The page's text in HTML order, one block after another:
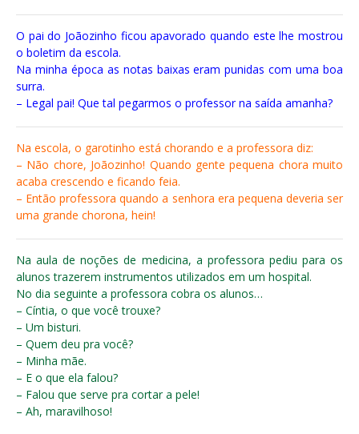
O pai do Joãozinho ficou apavorado quando este lhe mostrou
o boletim da escola.
Na minha época as notas baixas eram punidas com uma boa
surra.
– Legal pai! Que tal pegarmos o professor na saída amanha?
Na escola, o garotinho está chorando e a professora diz:
– Não chore, Joãozinho! Quando gente pequena chora muito
acaba crescendo e ficando feia.
– Então professora quando a senhora era pequena deveria ser
uma grande chorona, hein!
Na aula de noções de medicina, a professora pediu para os
alunos trazerem instrumentos utilizados em um hospital.
No dia seguinte a professora cobra os alunos…
– Cíntia, o que você trouxe?
– Um bisturi.
– Quem deu pra você?
– Minha mãe.
– E o que ela falou?
– Falou que serve pra cortar a pele!
– Ah, maravilhoso!